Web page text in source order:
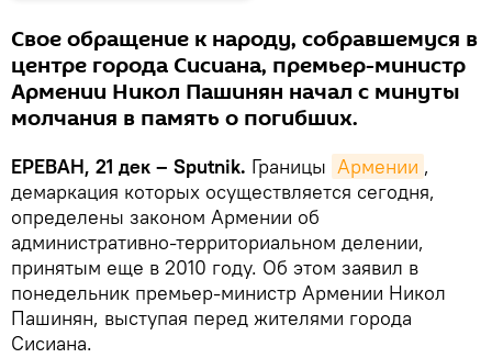
Свое обращение к народу, собравшемуся в
центре города Сисиана, премьер-министр
Армении Никол Пашинян начал с минуты
молчания в память о погибших.
ЕРЕВАН, 21 дек – Sputnik. Границы Армении ,
демаркация которых осуществляется сегодня,
определены законом Армении об
административно-территориальном делении,
принятым еще в 2010 году. Об этом заявил в
понедельник премьер-министр Армении Никол
Пашинян, выступая перед жителями города
Сисиана.